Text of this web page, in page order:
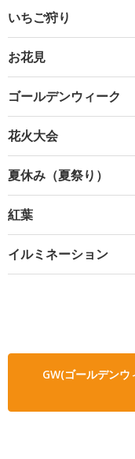
いちご狩り
お花見
ゴールデンウィーク
花火大会
夏休み（夏祭り）
紅葉
イルミネーション
GW(ゴールデンウ